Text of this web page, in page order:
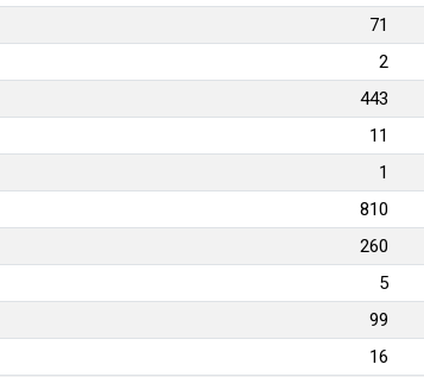
71
2
443
11
1
810
260
5
99
16